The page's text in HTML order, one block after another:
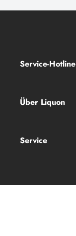
Service-Hotline
Über Liquon
Service